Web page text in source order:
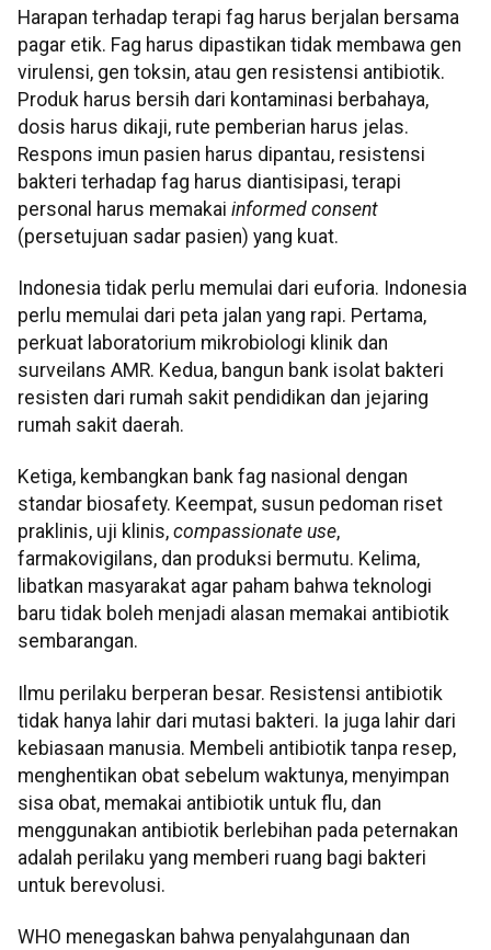
Harapan terhadap terapi fag harus berjalan bersama
pagar etik. Fag harus dipastikan tidak membawa gen
virulensi, gen toksin, atau gen resistensi antibiotik.
Produk harus bersih dari kontaminasi berbahaya,
dosis harus dikaji, rute pemberian harus jelas.
Respons imun pasien harus dipantau, resistensi
bakteri terhadap fag harus diantisipasi, terapi
personal harus memakai informed consent
(persetujuan sadar pasien) yang kuat.
Indonesia tidak perlu memulai dari euforia. Indonesia
perlu memulai dari peta jalan yang rapi. Pertama,
perkuat laboratorium mikrobiologi klinik dan
surveilans AMR. Kedua, bangun bank isolat bakteri
resisten dari rumah sakit pendidikan dan jejaring
rumah sakit daerah.
Ketiga, kembangkan bank fag nasional dengan
standar biosafety. Keempat, susun pedoman riset
praklinis, uji klinis, compassionate use,
farmakovigilans, dan produksi bermutu. Kelima,
libatkan masyarakat agar paham bahwa teknologi
baru tidak boleh menjadi alasan memakai antibiotik
sembarangan.
Ilmu perilaku berperan besar. Resistensi antibiotik
tidak hanya lahir dari mutasi bakteri. Ia juga lahir dari
kebiasaan manusia. Membeli antibiotik tanpa resep,
menghentikan obat sebelum waktunya, menyimpan
sisa obat, memakai antibiotik untuk flu, dan
menggunakan antibiotik berlebihan pada peternakan
adalah perilaku yang memberi ruang bagi bakteri
untuk berevolusi.
WHO menegaskan bahwa penyalahgunaan dan